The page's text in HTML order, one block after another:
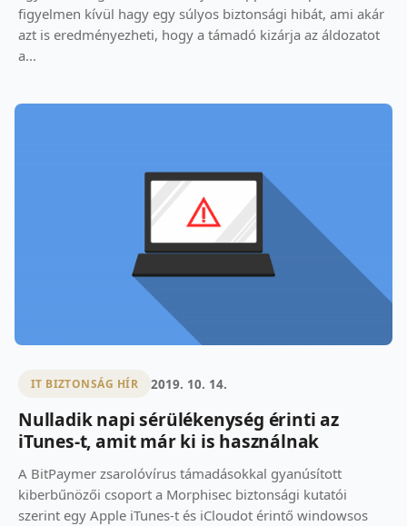
figyelmen kívül hagy egy súlyos biztonsági hibát, ami akár
azt is eredményezheti, hogy a támadó kizárja az áldozatot
a...
IT BIZTONSÁG HÍR 2019. 10. 14.
Nulladik napi sérülékenység érinti az
iTunes-t, amit már ki is használnak
A BitPaymer zsarolóvírus támadásokkal gyanúsított
kiberbűnözői csoport a Morphisec biztonsági kutatói
szerint egy Apple iTunes-t és iCloudot érintő windowsos